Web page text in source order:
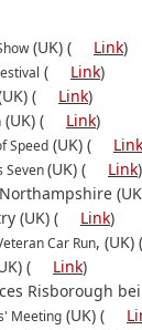
(UK) ( Link)
( Link)
( Link)
(UK) ( Link)
Speed (UK) ( Link
Seven(UK) ( Link)
(UK) ( Link)
Car Run, (UK) (
( Link)
Risborough
Meeting (UK) (